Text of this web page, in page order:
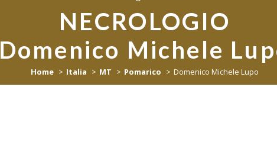
NECROLOGIO
Domenico Michele
Home Italia MT Pomarico Domenico Michele Lupo